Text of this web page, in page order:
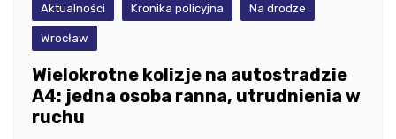
Aktualności Kronika policyjna Na drodze
Wrocław
Wielokrotne kolizje na autostradzie
A4: jedna osoba ranna, utrudnienia w
ruchu